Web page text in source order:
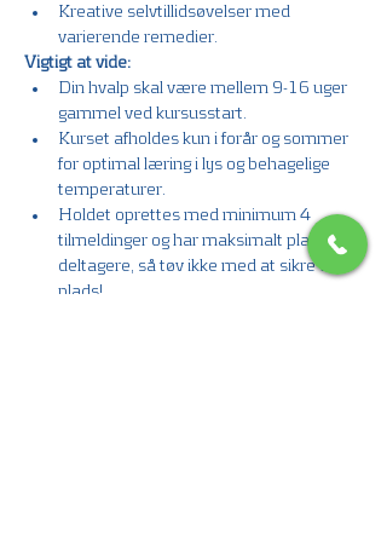
Kreative selvtillidsøvelser med
varierende remedier.
Vigtigt at vide:
Din hvalp skal være mellem 9-16 uger
gammel ved kursusstart.
Kurset afholdes kun i forår og sommer
for optimal læring i lys og behagelige
temperaturer.
Holdet oprettes med minimum 4
tilmeldinger og har maksimalt plads til 8
deltagere, så tøv ikke med at sikre din
plads!